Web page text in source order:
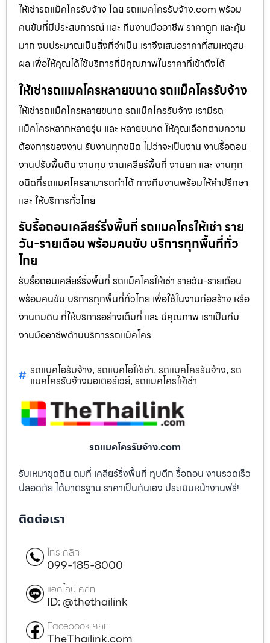
ให้เช่ารถแม็คโครรับจ้าง โดย รถแมคโครรับจ้าง.com พร้อม
คนขับที่มีประสบการณ์ และ ทีมงานมืออาชีพ ราคาถูก และคุ้ม
มาก งบประมาณเป็นสิ่งที่จำเป็น เราจึงเสนอราคาที่สมเหตุสม
ผล เพื่อให้คุณได้ใช้บริการที่มีคุณภาพในราคาที่เข้าถึงได้
ให้เช่ารถแมคโครหลายขนาด รถแม็คโครรับจ้าง
ให้เช่ารถแม็คโครหลายขนาด รถแม็คโครรับจ้าง เรามีรถ
แม็คโครหลากหลายรุ่น และ หลายขนาด ให้คุณเลือกตามความ
ต้องการของงาน รับงานทุกชนิด ไม่ว่าจะเป็นงาน งานรื้อถอน
งานปรับพื้นดิน งานทุบ งานเคลียร์พื้นที่ งานยก และ งานทุก
ชนิดที่รถแมคโครสามารถทำได้ ทางทีมงานพร้อมให้คำปรึกษา
และ ให้บริการทั่วไทย
รับรื้อถอนเคลียร์ริ่งพื้นที่ รถแมคโครให้เช่า ราย
วัน-รายเดือน พร้อมคนขับ บริการทุกพื้นที่ทั่ว
ไทย
รับรื้อถอนเคลียร์ริ่งพื้นที่ รถแม็คโครให้เช่า รายวัน-รายเดือน
พร้อมคนขับ บริการทุกพื้นที่ทั่วไทย เพื่อใช้ในงานก่อสร้าง หรือ
งานถมดิน ที่ให้บริการอย่างเต็มที่ และ มีคุณภาพ เราเป็นทีม
งานมืออาชีพด้านบริการรถแม็คโคร
รถแบคโฮรับจ้าง, รถแบคโฮให้เช่า, รถแมคโครรับจ้าง, รถ
แมคโครรับจ้างมอเตอร์เวย์, รถแมคโครให้เช่า
รถแมคโครรับจ้าง.com
รับเหมาขุดดิน ถมที่ เคลียร์ริ่งพื้นที่ ทุบตึก รื้อถอน งานรวดเร็ว
ปลอดภัย ได้มาตรฐาน ราคาเป็นกันเอง ประเมินหน้างานฟรี!
ติดต่อเรา
โทร คลิก
099-185-8000
แอดไลน์ คลิก
ID: @thethailink
Facebook คลิก
TheThailink.com